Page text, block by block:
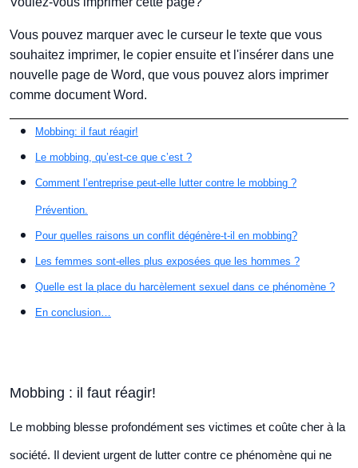
Vous pouvez marquer avec le curseur le texte que vous
souhaitez imprimer, le copier ensuite et l'insérer dans une
nouvelle page de Word, que vous pouvez alors imprimer
comme document Word.
Mobbing: il faut réagir!
Le mobbing, qu’est-ce que c’est ?
Comment l’entreprise peut-elle lutter contre le mobbing ?
Prévention.
Pour quelles raisons un conflit dégénère-t-il en mobbing?
Les femmes sont-elles plus exposées que les hommes ?
Quelle est la place du harcèlement sexuel dans ce phénomène ?
En conclusion…
Mobbing : il faut réagir!
Le mobbing blesse profondément ses victimes et coûte cher à la
société. Il devient urgent de lutter contre ce phénomène qui ne